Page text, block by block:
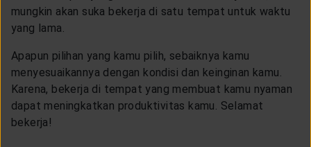
mungkin akan suka bekerja di satu tempat untuk waktu
yang lama.
Apapun pilihan yang kamu pilih, sebaiknya kamu
menyesuaikannya dengan kondisi dan keinginan kamu.
Karena, bekerja di tempat yang membuat kamu nyaman
dapat meningkatkan produktivitas kamu. Selamat
bekerja!